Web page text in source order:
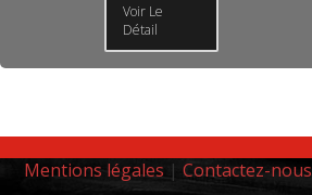
Voir Le
Détail
Mentions légales | Contactez-nous